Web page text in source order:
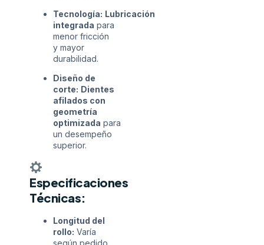
Tecnología: Lubricación
integrada para
menor fricción
y mayor
durabilidad.
Diseño de
corte: Dientes
afilados con
geometría
optimizada para
un desempeño
superior.
Especificaciones
Técnicas:
Longitud del
rollo: Varía
según pedido